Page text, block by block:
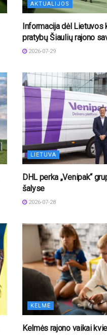
AKTUALIJOS
Informacija dėl Lietuvos
pratybų Šiaulių rajono
2026-07-29
LIETUVA
DHL perka „Venipak“
šalyse
2026-07-28
KELMĖ
Kelmės rajono vaikai